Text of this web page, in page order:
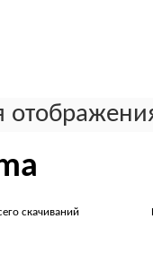
скачиваний